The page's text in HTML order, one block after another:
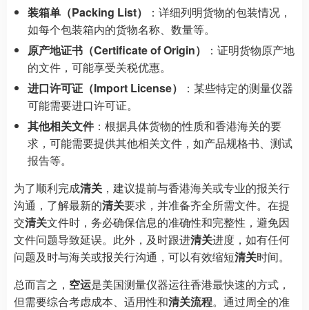
装箱单（Packing List）
：详细列明货物的包装情况，
如每个包装箱内的货物名称、数量等。
原产地证书（Certificate of Origin）
：证明货物原产地
的文件，可能享受关税优惠。
进口许可证（Import License）
：某些特定的测量仪器
可能需要进口许可证。
其他相关文件：根据具体货物的性质和香港海关的要
求，可能需要提供其他相关文件，如产品规格书、测试
报告等。
为了顺利完成清关 ，建议提前与香港海关或专业的报关行
沟通，了解最新的清关要求，并准备齐全所需文件。在提
交清关文件时，务必确保信息的准确性和完整性，避免因
文件问题导致延误。此外，及时跟进清关进度，如有任何
问题及时与海关或报关行沟通，可以有效缩短清关时间。
总而言之， 空运是美国测量仪器运往香港最快速的方式，
但需要综合考虑成本、适用性和清关流程。通过周全的准